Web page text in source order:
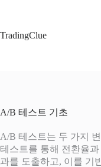
으
TradingClue
A/B 테스트 기초
A/B 테스트는 두 가지
테스트를 통해 전환율
과를 도출하고, 이를 기